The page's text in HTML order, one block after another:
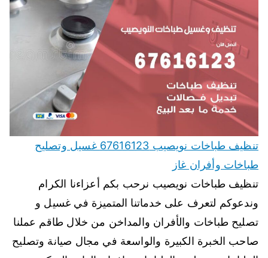
تنظيف طباخات نويصيب 67616123 غسيل وتصليح
طباخات وأفران غاز
تنظيف طباخات نويصيب نرحب بكم أعزاءنا الكرام
وندعوكم لتعرف على خدماتنا المتميزة في غسيل و
تصليح طباخات والأفران والمداخن من خلال طاقم عملنا
صاحب الخبرة الكبيرة والواسعة في مجال صيانة وتصليح